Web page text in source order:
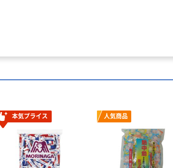
本気プライス 人気商品